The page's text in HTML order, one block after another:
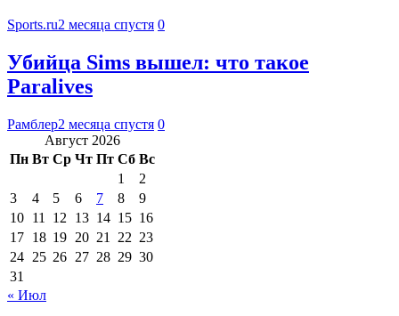
Sports.ru2 месяца спустя 0
Убийца Sims вышел: что такое
Paralives
Рамблер2 месяца спустя 0
Август 2026
Пн Вт Ср Чт Пт Сб Вс
1
2
3
4 5 6 7 8
9
10 11 12 13 14 15 16
17 18 19 20 21 22 23
24 25 26 27 28 29 30
31
« Июл